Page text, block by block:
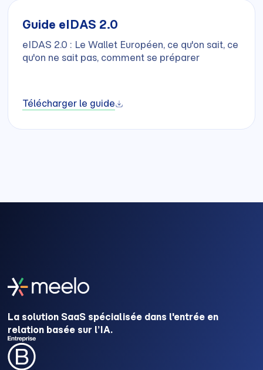
Guide eIDAS 2.0
eIDAS 2.0 : Le Wallet Européen, ce qu'on sait, ce
qu'on ne sait pas, comment se préparer
Télécharger le guide
La solution SaaS spécialisée dans l'entrée en
relation basée sur l’IA.